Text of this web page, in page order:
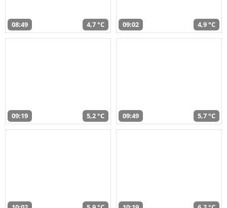
08:49 4,7 °C 09:02 4,9 °C
09:19 5,2 °C 09:49 5,7 °C